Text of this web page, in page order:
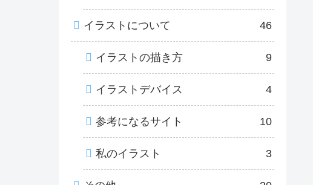
イラストについて 46
イラストの描き方 9
イラストデバイス 4
参考になるサイト 10
私のイラスト 3